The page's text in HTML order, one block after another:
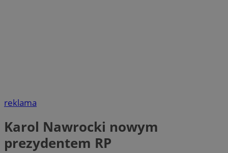
reklama
Karol Nawrocki nowym
prezydentem RP